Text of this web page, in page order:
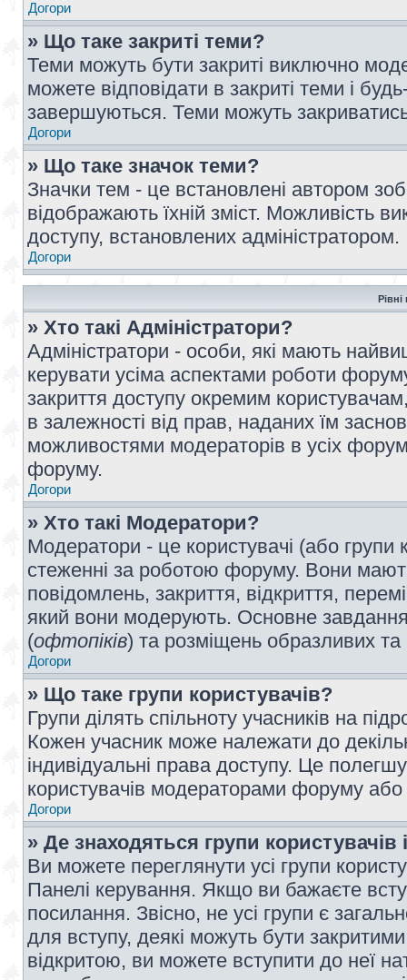
Догори
» Що таке закриті теми?
Теми можуть бути закриті виключно
можете відповідати в закриті теми і
завершуються. Теми можуть
Догори
» Що таке значок теми?
Значки тем - це встановлені автором
відображають їхній зміст. Можливість
доступу, встановлених адміністратором.
Догори
Рівні
» Хто такі Адміністратори?
Адміністратори - особи, які мають
керувати усіма аспектами роботи
закриття доступу окремим
в залежності від прав, наданих їм
можливостями модераторів в усіх
форуму.
Догори
» Хто такі Модератори?
Модератори - це користувачі (або
стеженні за роботою форуму. Вони
повідомлень, закриття, відкриття,
який вони модерують. Основне
(офтопіків) та розміщень образливих
Догори
» Що таке групи користувачів?
Групи ділять спільноту учасників на
Кожен учасник може належати до
індивідуальні права доступу. Це
користувачів модераторами форуму
Догори
» Де знаходяться групи користувачів
Ви можете переглянути усі групи
Панелі керування. Якщо ви бажаєте
посилання. Звісно, не усі групи є
для вступу, деякі можуть бути
відкритою, ви можете вступити до неї